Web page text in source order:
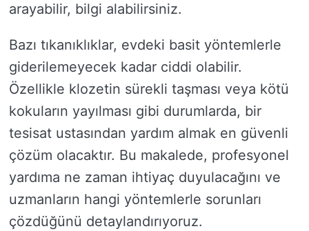
arayabilir, bilgi alabilirsiniz.
Bazı tıkanıklıklar, evdeki basit yöntemlerle
giderilemeyecek kadar ciddi olabilir.
Özellikle klozetin sürekli taşması veya kötü
kokuların yayılması gibi durumlarda, bir
tesisat ustasından yardım almak en güvenli
çözüm olacaktır. Bu makalede, profesyonel
yardıma ne zaman ihtiyaç duyulacağını ve
uzmanların hangi yöntemlerle sorunları
çözdüğünü detaylandırıyoruz.